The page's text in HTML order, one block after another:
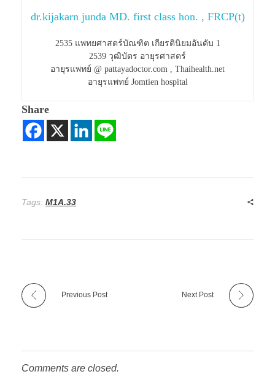
dr.kijakarn junda MD. first class hon. , FRCP(t)
2535 แพทยศาสตร์บัณฑิต เกียรตินิยมอันดับ 1
2539 วุฒิบัตร อายุรศาสตร์
อายุรแพทย์ @ pattayadoctor.com , Thaihealth.net
อายุรแพทย์ Jomtien hospital
Share
Tags: M1A.33
Previous Post Next Post
Comments are closed.